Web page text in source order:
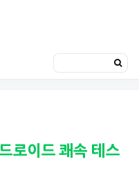
로이드 쾌속 테스